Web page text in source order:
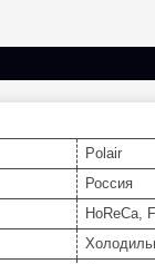
Polair
Россия
HoReCa,